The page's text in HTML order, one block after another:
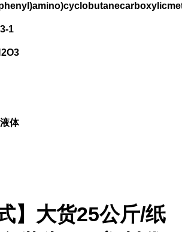
1
体
】大货25公斤/纸